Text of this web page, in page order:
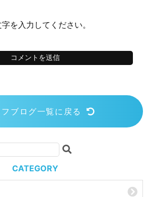
を入力してください。
ブログ一覧に戻る
CATEGORY